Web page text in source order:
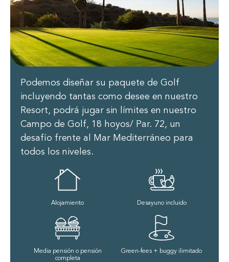
Podemos diseñar su paquete de Golf
incluyendo tantas como desee en nuestro
Resort, podrá jugar sin límites en nuestro
Campo de Golf, 18 hoyos/ Par. 72, un
desafío frente al Mar Mediterráneo para
todos los niveles.
Alojamiento Desayuno incluido
Media pensión o pensión
completa
Green-fees + buggy ilimitado